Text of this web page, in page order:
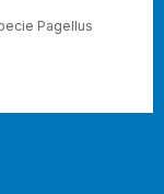
Pagellus